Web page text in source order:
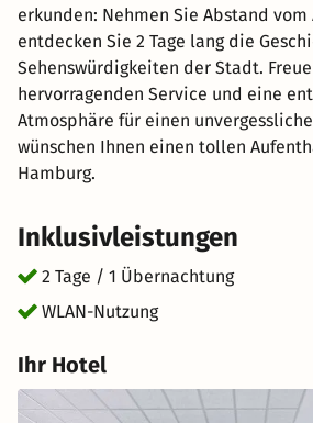
erkunden: Nehmen Sie Abstand vom
entdecken Sie 2 Tage lang die
Sehenswürdigkeiten der Stadt.
hervorragenden Service und eine
Atmosphäre für einen
wünschen Ihnen einen tollen
Hamburg.
Inklusivleistungen
2 Tage / 1 Übernachtung
WLAN-Nutzung
Ihr Hotel